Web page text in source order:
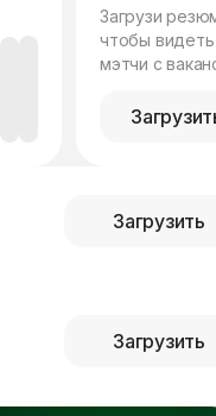
Загрузи
чтобы видеть
мэтчи с
Загрузить
Загрузить